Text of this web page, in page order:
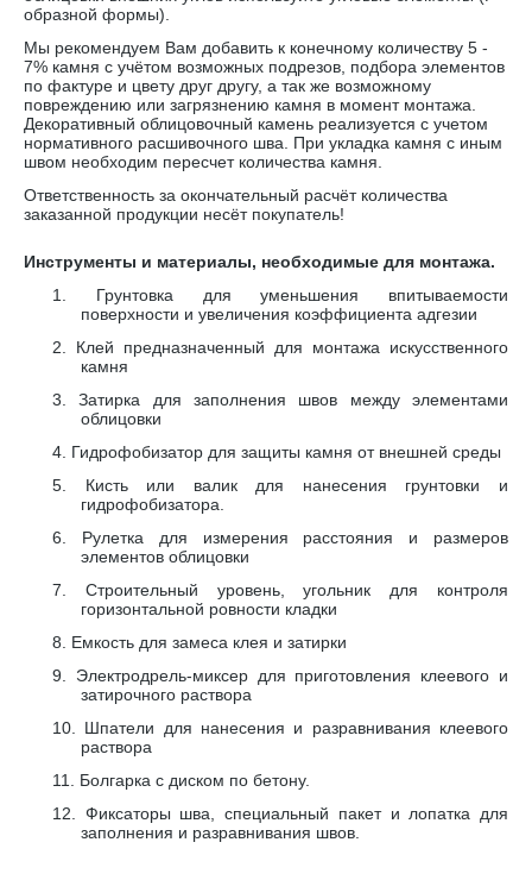
образной формы).
Мы рекомендуем Вам добавить к конечному количеству 5 -
7% камня с учётом возможных подрезов, подбора элементов
по фактуре и цвету друг другу, а так же возможному
повреждению или загрязнению камня в момент монтажа.
Декоративный облицовочный камень реализуется с учетом
нормативного расшивочного шва. При укладка камня с иным
швом необходим пересчет количества камня.
Ответственность за окончательный расчёт количества
заказанной продукции несёт покупатель!
Инструменты и материалы, необходимые для монтажа.
1. Грунтовка для уменьшения впитываемости
поверхности и увеличения коэффициента адгезии
2. Клей предназначенный для монтажа искусственного
камня
3.Затирка для заполнения швов между элементами
облицовки
4. Гидрофобизатор для защиты камня от внешней среды
5. Кисть или валик для нанесения грунтовки и
гидрофобизатора.
6. Рулетка для измерения расстояния и размеров
элементов облицовки
7. Строительный уровень, угольник для контроля
горизонтальной ровности кладки
8. Емкость для замеса клея и затирки
9. Электродрель-миксер для приготовления клеевого и
затирочного раствора
10. Шпатели для нанесения и разравнивания клеевого
раствора
11. Болгарка с диском по бетону.
12. Фиксаторы шва, специальный пакет и лопатка для
заполнения и разравнивания швов.